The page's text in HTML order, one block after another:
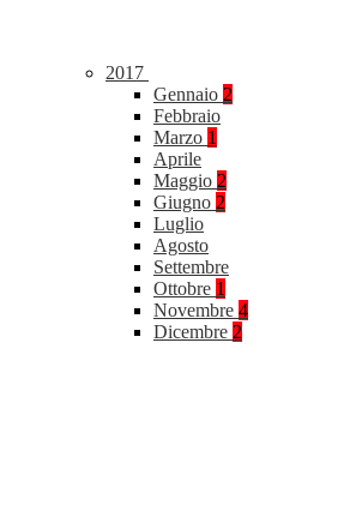
2017
Gennaio 2
Febbraio
Marzo 1
Aprile
Maggio 2
Giugno 2
Luglio
Agosto
Settembre
Ottobre 1
Novembre 4
Dicembre 2